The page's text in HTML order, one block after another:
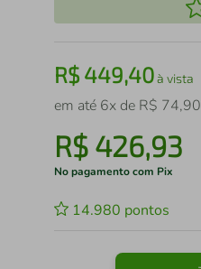
R$449,40à vista
em até 6x de R$ 74,90
R$ 426,93
No pagamento com Pix
14.980 pontos